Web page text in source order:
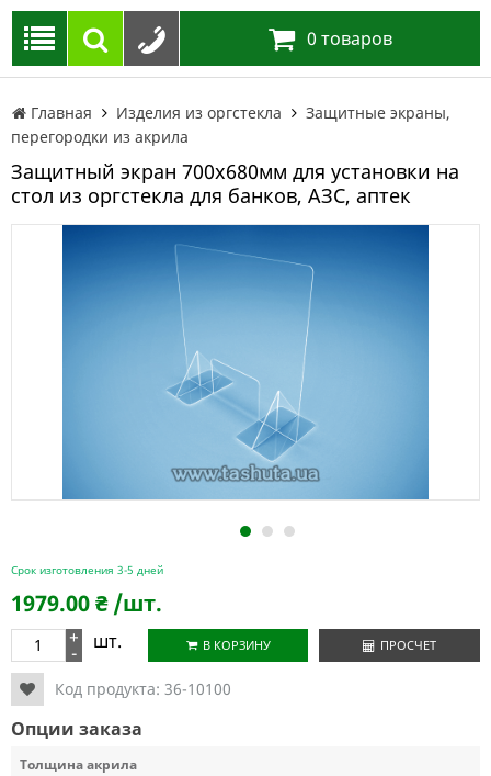
0 товаров
Главная Изделия из оргстекла
Защитные экраны,
перегородки из акрила
Защитный экран 700х680мм для установки на
стол из оргстекла для банков, АЗС, аптек
1 2 3
Срок изготовления 3-5 дней
1979.00₴ /шт.
+
- шт. В КОРЗИНУ ПРОСЧЕТ
Код продукта: 36-10100
Опции заказа
Толщина акрила